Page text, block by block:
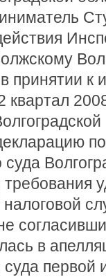
принятии к
квартал
в
первой